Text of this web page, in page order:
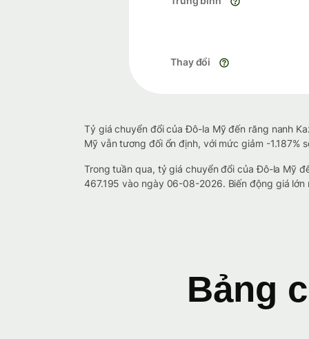
Thay đổi
Tỷ giá chuyển đổi của Đô-la Mỹ đến răng nanh
Mỹ vẫn tương đối ổn định, với mức giảm -1.187%
Trong tuần qua, tỷ giá chuyển đổi của Đô-la Mỹ
467.195 vào ngày 06-08-2026. Biến động giá
Bảng